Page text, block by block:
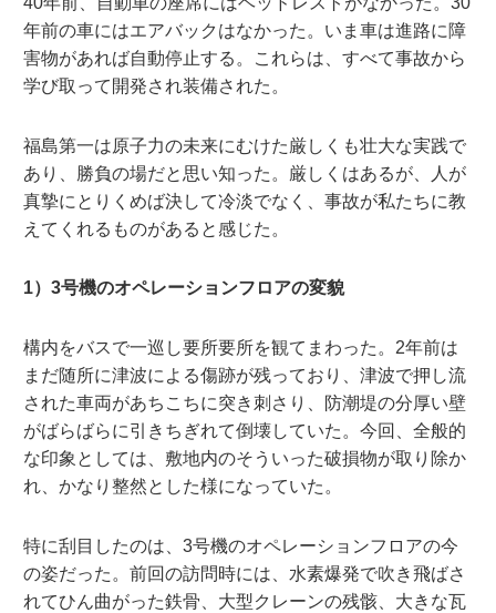
年前の車にはエアバックはなかった。いま車は進路に障
害物があれば自動停止する。これらは、すべて事故から
学び取って開発され装備された。
福島第一は原子力の未来にむけた厳しくも壮大な実践で
あり、勝負の場だと思い知った。厳しくはあるが、人が
真摯にとりくめば決して冷淡でなく、事故が私たちに教
えてくれるものがあると感じた。
1）3号機のオペレーションフロアの変貌
構内をバスで一巡し要所要所を観てまわった。2年前は
まだ随所に津波による傷跡が残っており、津波で押し流
された車両があちこちに突き刺さり、防潮堤の分厚い壁
がばらばらに引きちぎれて倒壊していた。今回、全般的
な印象としては、敷地内のそういった破損物が取り除か
れ、かなり整然とした様になっていた。
特に刮目したのは、3号機のオペレーションフロアの今
の姿だった。前回の訪問時には、水素爆発で吹き飛ばさ
れてひん曲がった鉄骨、大型クレーンの残骸、大きな瓦